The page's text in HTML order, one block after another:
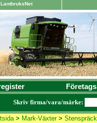
LantbruksNet
Skriv firma/vara/märke:
> Mark-Växter>